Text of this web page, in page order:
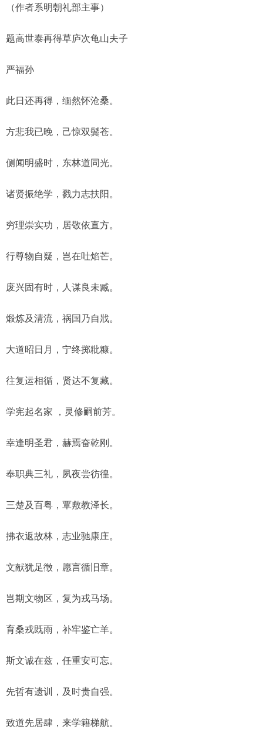
（作者系明朝礼部主事）
题高世泰再得草庐次龟山夫子
严福孙
此日还再得，缅然怀沧桑。
方悲我已晚，己惊双鬓苍。
侧闻明盛时，东林道同光。
诸贤振绝学，戮力志扶阳。
穷理崇实功，居敬依直方。
行尊物自疑，岂在吐焰芒。
废兴固有时，人谋良未臧。
煅炼及清流，祸国乃自戕。
大道昭日月，宁终掷粃糠。
往复运相循，贤达不复藏。
学宪起名家 ，灵修嗣前芳。
幸逢明圣君，赫焉奋乾刚。
奉职典三礼，夙夜尝彷徨。
三楚及百粤，覃敷教泽长。
拂衣返故林，志业驰康庄。
文献犹足徵，愿言循旧章。
岂期文物区，复为戎马场。
育桑戎既雨，补牢鉴亡羊。
斯文诚在兹，任重安可忘。
先哲有遗训，及时贵自强。
致道先居肆，来学籍梯航。